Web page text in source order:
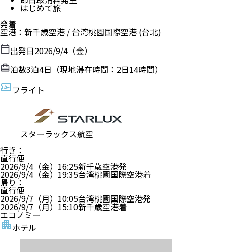
はじめて旅
発着
空港 ： 新千歳空港 /台湾桃園国際空港 (台北)
出発日2026/9/4（金）
泊数3泊4日（現地滞在時間： 2日14時間）
フライト
スターラックス航空
行き ：
直行便
2026/9/4（金） 16:25新千歳空港発
2026/9/4（金） 19:35台湾桃園国際空港着
帰り ：
直行便
2026/9/7（月） 10:05台湾桃園国際空港発
2026/9/7（月） 15:10新千歳空港着
エコノミー
ホテル